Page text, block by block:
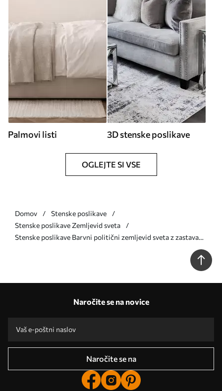
Palmovi listi 3D stenske poslikave
OGLEJTE SI VSE
Domov
Stenske poslikave
Stenske poslikave Zemljevid sveta
Stenske poslikave Barvni politični zemljevid sveta z zastavami
Naročite se na novice
Naročite se na